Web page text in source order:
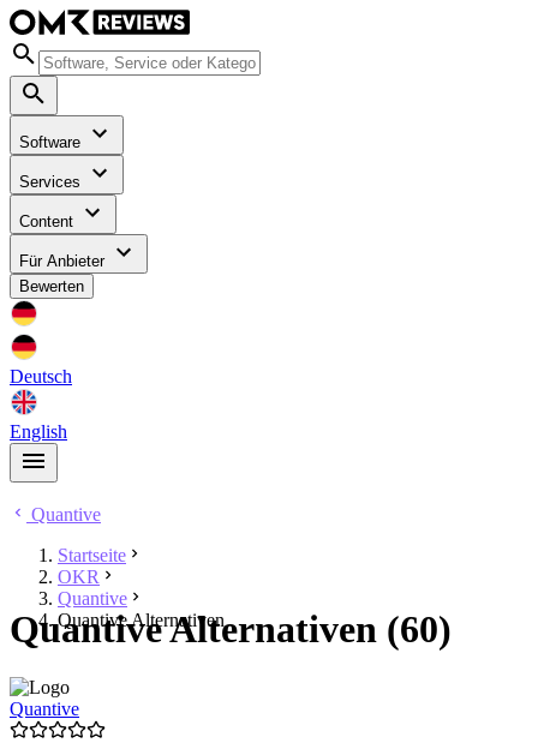
Software
Services
Content
Für Anbieter
Bewerten
Deutsch
English
Quantive
Startseite
OKR
Quantive
Quantive Alternativen
Quantive Alternativen (60)
Quantive